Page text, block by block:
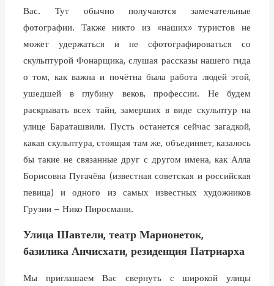
Вас. Тут обычно получаются замечательные
фотографии. Также никто из «наших» туристов не
может удержаться и не сфотографироваться со
скульптурой Фонарщика, слушая рассказы нашего гида
о том, как важна и почётна была работа людей этой,
ушедшей в глубину веков, профессии. Не будем
раскрывать всех тайн, замерших в виде скульптур на
улице Бараташвили. Пусть останется сейчас загадкой,
какая скульптура, стоящая там же, объединяет, казалось
бы такие не связанные друг с другом имена, как Алла
Борисовна Пугачёва (известная советская и российская
певица) и одного из самых известных художников
Грузии – Нико Пиросмани.
Улица Шавтели, театр Марионеток,
базилика Анчисхати, резиденция Патриарха
Мы приглашаем Вас свернуть с широкой улицы